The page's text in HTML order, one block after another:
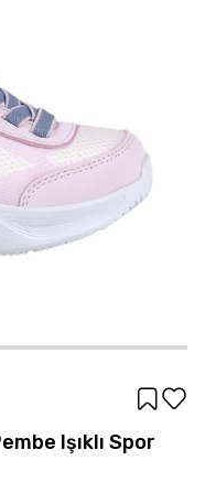
Işıklı Spor